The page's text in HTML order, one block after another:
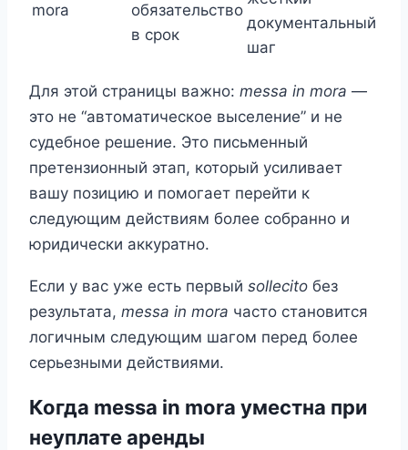
mora
обязательство
в срок
документальный
шаг
Для этой страницы важно: messa in mora —
это не “автоматическое выселение” и не
судебное решение. Это письменный
претензионный этап, который усиливает
вашу позицию и помогает перейти к
следующим действиям более собранно и
юридически аккуратно.
Если у вас уже есть первый sollecito без
результата, messa in mora часто становится
логичным следующим шагом перед более
серьезными действиями.
Когда messa in mora уместна при
неуплате аренды